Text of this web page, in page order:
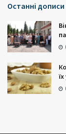
Останні дописи